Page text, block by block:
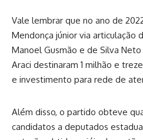
Vale lembrar que no ano de
Mendonça júnior via articulação
Manoel Gusmão e de Silva
Araci destinaram 1 milhão e
e investimento para rede de
Além disso, o partido obteve
candidatos a deputados